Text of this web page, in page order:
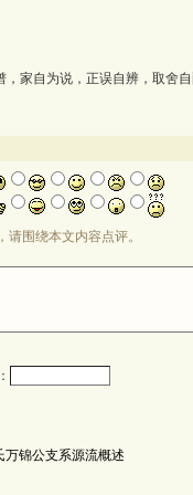
，家自为说，正误自辨，取舍
围绕本文内容点评。
万锦公支系源流概述